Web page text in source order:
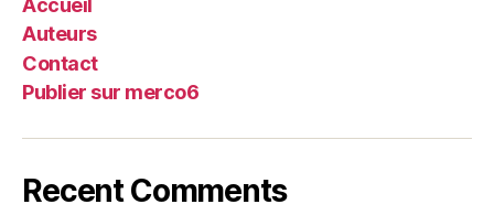
Auteurs
Contact
Publier sur merco6
Recent Comments